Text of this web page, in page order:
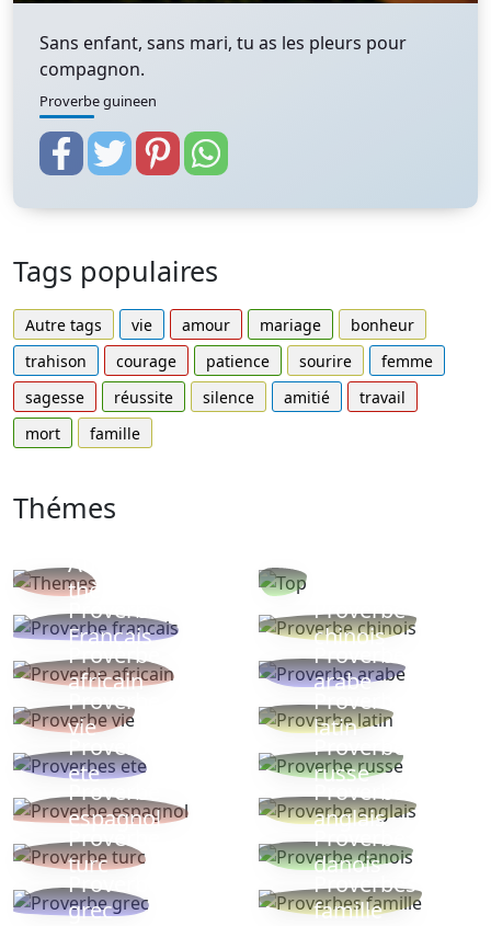
Sans enfant, sans mari, tu as les pleurs pour
compagnon.
Proverbe guineen
Tags populaires
Autre tags vie amour mariage
bonheur
trahison
courage patience sourire
femme
sagesse
réussite silence amitié
travail
mort
famille
Thémes
Autres
thèmes
Proverbe
Français
Proverbe
chinois
Proverbe
africain
Proverbe
arabe
Proverbe
vie
Proverbe
latin
Proverbes
ete
Proverbe
russe
Proverbe
espagnol
Proverbe
anglais
Proverbe
turc
Proverbe
danois
Proverbe
grec
Proverbes
famille